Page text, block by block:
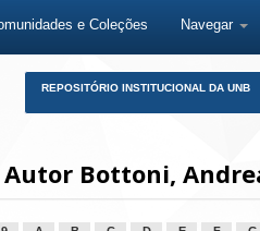
e Coleções Navegar
REPOSITÓRIO INSTITUCIONAL DA UNB
Bottoni,